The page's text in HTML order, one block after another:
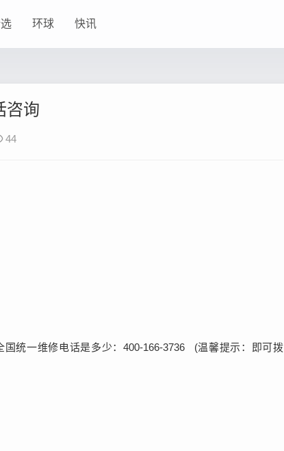
环球 快讯
咨询
44
统一维修电话是多少：400-166-3736 (温馨提示：即可拨